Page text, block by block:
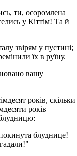
ти, осоромлена
у Кіттім! Та й
звірям у пустині;
їх в руїну.
вашу
років, скільки
років
блуднице!